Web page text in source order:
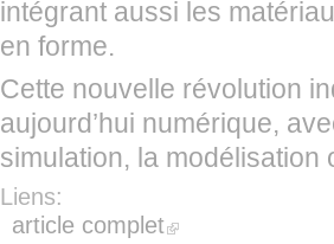
intégrant aussi les
en forme.
Cette nouvelle révolution
aujourd’hui numérique,
simulation, la modélisation
Liens:
article complet (link is external)